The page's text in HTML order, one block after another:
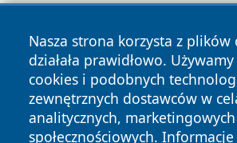
Nasza strona korzysta z plików
działała prawidłowo.
cookies i podobnych
zewnętrznych dostawców w
analitycznych,
społecznościowych.
Copyright © 2026 wiadomosciplock.pl
zastrzeżone.